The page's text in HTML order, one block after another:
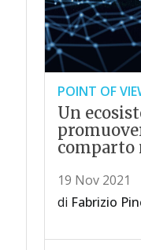
POINT OF
Un
19 Nov 2021
di Fabrizio